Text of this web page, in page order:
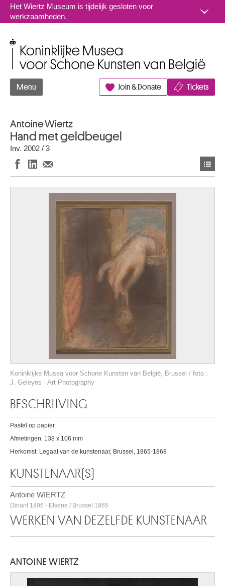
Naar inhoud
Het Wiertz Museum is tijdelijk gesloten voor
werkzaamheden.
Menu Join & Donate Tickets
Antoine Wiertz
Hand met geldbeugel
Inv. 2002 / 3
Koninklijke Musea voor Schone Kunsten van België, Brussel / foto :
J. Geleyns - Art Photography
BESCHRIJVING
Pastel op papier
Afmetingen: 138 x 106 mm
Herkomst: Legaat van de kunstenaar, Brussel, 1865-1868
KUNSTENAAR(S)
Antoine WIERTZ
Dinant 1806 - Elsene / Brussel 1865
WERKEN VAN DEZELFDE KUNSTENAAR
ANTOINE WIERTZ